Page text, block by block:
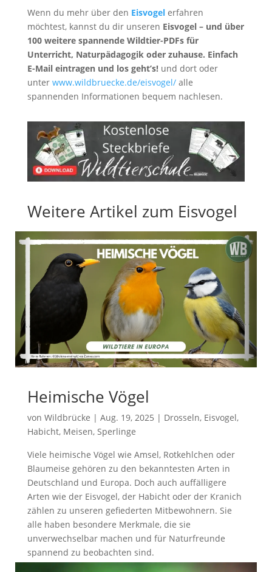
Wenn du mehr über den Eisvogel erfahren
möchtest, kannst du dir unseren Eisvogel – und über
100 weitere spannende Wildtier-PDFs für
Unterricht, Naturpädagogik oder zuhause. Einfach
E-Mail eintragen und los geht’s!und dort oder
unter www.wildbruecke.de/eisvogel/alle
spannenden Informationen bequem nachlesen.
Weitere Artikel zum Eisvogel
Heimische Vögel
von Wildbrücke | Aug. 19, 2025 | Drosseln, Eisvogel,
Habicht, Meisen, Sperlinge
Viele heimische Vögel wie Amsel, Rotkehlchen oder
Blaumeise gehören zu den bekanntesten Arten in
Deutschland und Europa. Doch auch auffälligere
Arten wie der Eisvogel, der Habicht oder der Kranich
zählen zu unseren gefiederten Mitbewohnern. Sie
alle haben besondere Merkmale, die sie
unverwechselbar machen und für Naturfreunde
spannend zu beobachten sind.